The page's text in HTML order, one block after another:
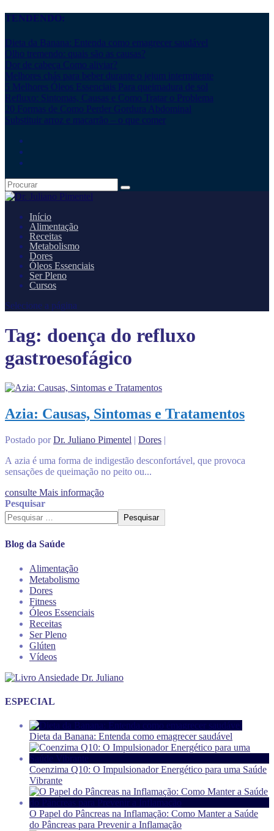
TENDENDO:
Dieta da Banana: Entenda como emagrecer saudável
Olho tremendo: quais são as causas?
Dor de cabeça Como aliviar?
Melhores chás para beber durante o jejum intermitente
5 Melhores Óleos Essenciais Para queimadura de sol
Refluxo: Sintomas, Causas e Como Tratar o Problema
20 Formas de Como Perder Gordura Abdominal
Substituir arroz e macarrão – o que comer
Início
Alimentação
Receitas
Metabolismo
Dores
Óleos Essenciais
Ser Pleno
Cursos
Selecione a página
Tag: doença do refluxo
gastroesofágico
Azia: Causas, Sintomas e Tratamentos
Postado porDr. Juliano Pimentel | Dores |
A azia é uma forma de indigestão desconfortável, que provoca
sensações de queimação no peito ou...
consulte Mais informação
Pesquisar
Pesquisar
Blog da Saúde
Alimentação
Metabolismo
Dores
Fitness
Óleos Essenciais
Receitas
Ser Pleno
Glúten
Vídeos
ESPECIAL
Dieta da Banana: Entenda como emagrecer saudável
Coenzima Q10: O Impulsionador Energético para uma Saúde
Vibrante
O Papel do Pâncreas na Inflamação: Como Manter a Saúde
do Pâncreas para Prevenir a Inflamação